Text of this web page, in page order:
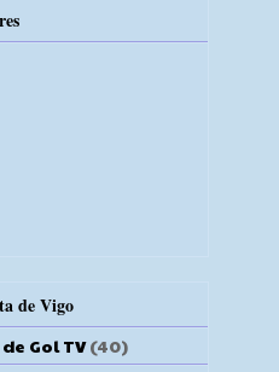
de Vigo
Gol TV(40)